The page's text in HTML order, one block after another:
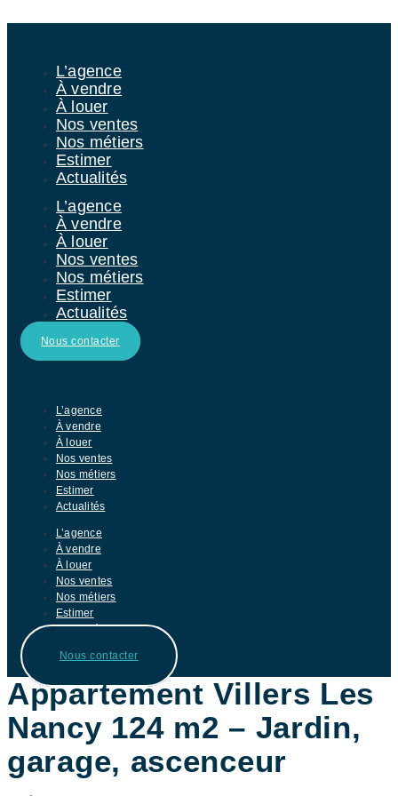
L’agence
À vendre
À louer
Nos ventes
Nos métiers
Estimer
Actualités
L’agence
À vendre
À louer
Nos ventes
Nos métiers
Estimer
Actualités
Nous contacter
L’agence
À vendre
À louer
Nos ventes
Nos métiers
Estimer
Actualités
L’agence
À vendre
À louer
Nos ventes
Nos métiers
Estimer
Actualités
Nous contacter
Appartement Villers Les
Nancy 124 m2 – Jardin,
garage, ascenceur